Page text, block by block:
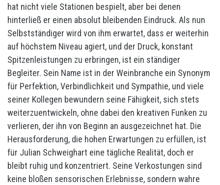
hat nicht viele Stationen bespielt, aber bei denen
hinterließ er einen absolut bleibenden Eindruck. Als nun
Selbstständiger wird von ihm erwartet, dass er weiterhin
auf höchstem Niveau agiert, und der Druck, konstant
Spitzenleistungen zu erbringen, ist ein ständiger
Begleiter. Sein Name ist in der Weinbranche ein Synonym
für Perfektion, Verbindlichkeit und Sympathie, und viele
seiner Kollegen bewundern seine Fähigkeit, sich stets
weiterzuentwickeln, ohne dabei den kreativen Funken zu
verlieren, der ihn von Beginn an ausgezeichnet hat. Die
Herausforderung, die hohen Erwartungen zu erfüllen, ist
für Julian Schweighart eine tägliche Realität, doch er
bleibt ruhig und konzentriert. Seine Verkostungen sind
keine bloßen sensorischen Erlebnisse, sondern wahre